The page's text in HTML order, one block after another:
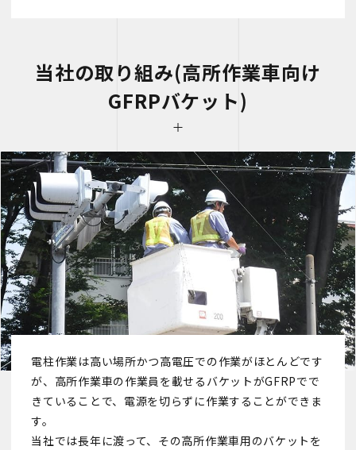
当社の取り組み(高所作業車向け
GFRPバケット)
電柱作業は高い場所かつ高電圧での作業がほとんどです
が、高所作業車の作業員を載せるバケットがGFRPでで
きていることで、電源を切らずに作業することができま
す。
当社では長年に渡って、その高所作業車用のバケットを